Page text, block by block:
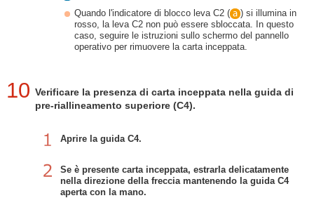
Quando l'indicatore di blocco leva C2 (
) si illumina in
rosso, la leva C2 non può essere sbloccata. In questo
caso, seguire le istruzioni sullo schermo del pannello
operativo per rimuovere la carta inceppata.
10 Verificare la presenza di carta inceppata nella guida di
pre-riallineamento superiore (C4).
Aprire la guida C4.
Se è presente carta inceppata, estrarla delicatamente
nella direzione della freccia mantenendo la guida C4
aperta con la mano.